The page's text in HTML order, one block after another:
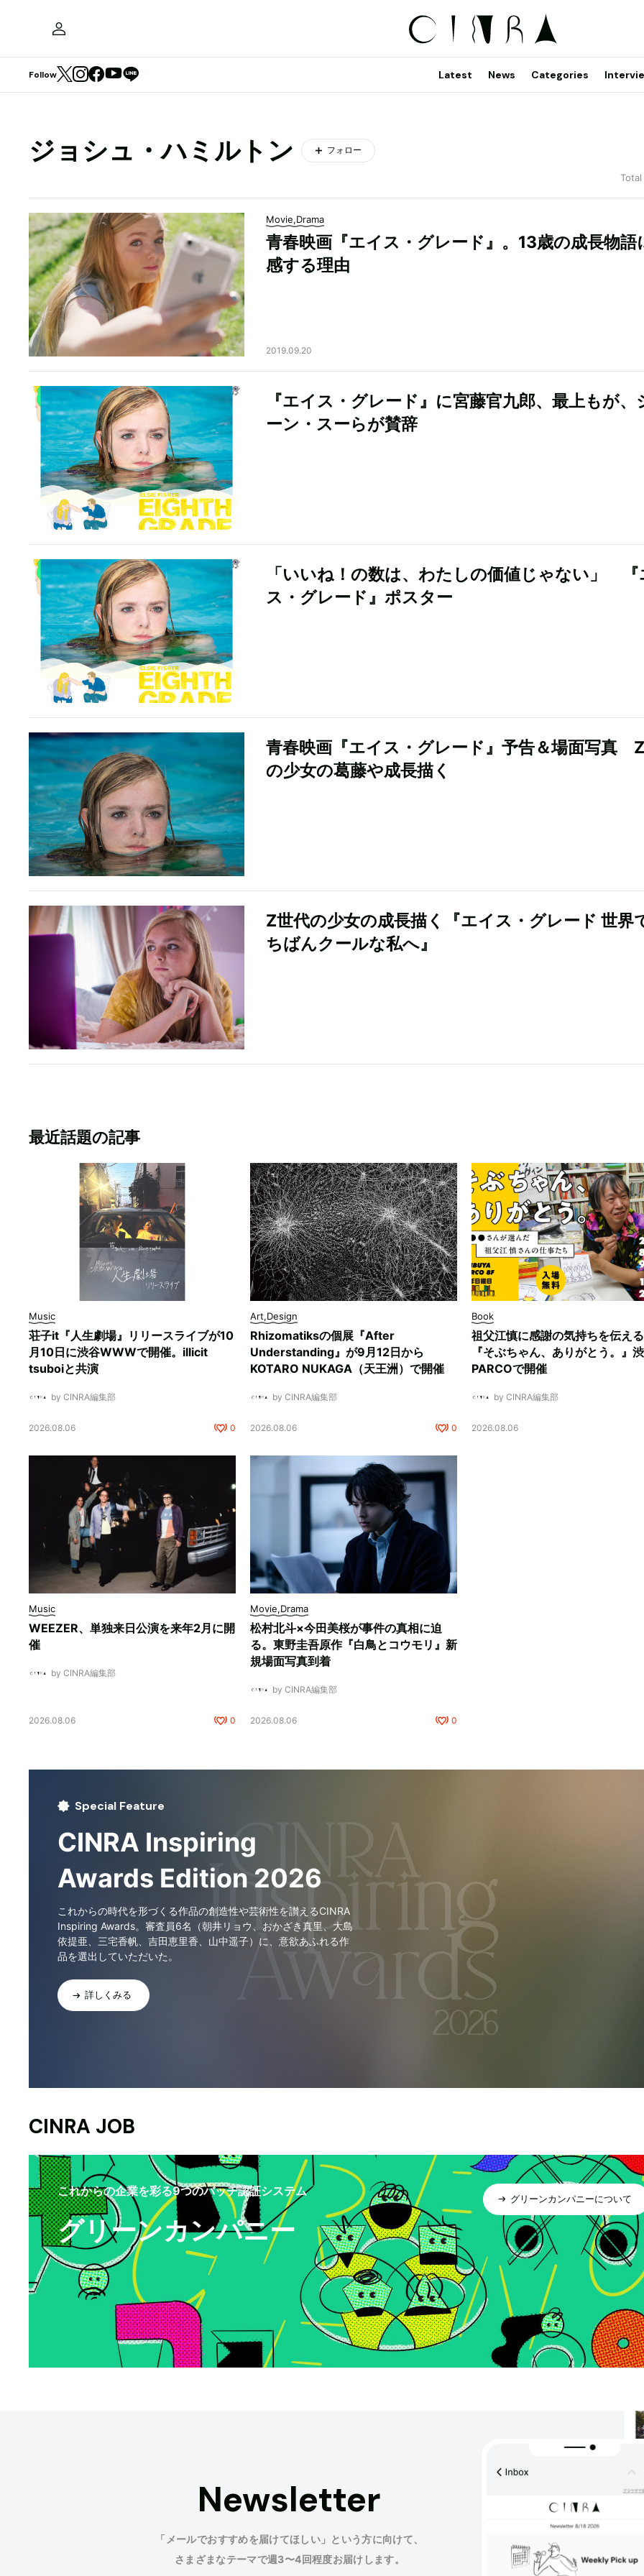
Follow Latest News Categories
ジョシュ・ハミルトン フォロー
Movie,Drama
青春映画『エイス・グレード』。13歳の成長物語
感する理由
2019.09.20
『エイス・グレード』に宮藤官九郎、最上もが、
ーン・スーらが賛辞
「いいね！の数は、わたしの価値じゃない」 『
ス・グレード』ポスター
青春映画『エイス・グレード』予告＆場面写真
の少女の葛藤や成長描く
Z世代の少女の成長描く『エイス・グレード 世界
ちばんクールな私へ』
最近話題の記事
Music
荘子it『人生劇場』リリースライブが10
月10日に渋谷WWWで開催。illicit
tsuboiと共演
by CINRA編集部
2026.08.06 0
Art,Design
Rhizomatiksの個展『After
Understanding』が9月12日から
KOTARO NUKAGA（天王洲）で開催
by CINRA編集部
2026.08.06 0
Book
祖父江慎に感謝の気持ちを伝え
『そぶちゃん、ありがとう。』
PARCOで開催
by CINRA編集部
2026.08.06
Music
WEEZER、単独来日公演を来年2月に開
催
by CINRA編集部
2026.08.06 0
Movie,Drama
松村北斗×今田美桜が事件の真相に迫
る。東野圭吾原作『白鳥とコウモリ』新
規場面写真到着
by CINRA編集部
2026.08.06 0
Special Feature
CINRA Inspiring
Awards Edition 2026
これからの時代を形づくる作品の創造性や芸術性を讃えるCINRA
Inspiring Awards。審査員6名（朝井リョウ、おかざき真里、大島
依提亜、三宅香帆、吉田恵里香、山中遥子）に、意欲あふれる作
品を選出していただいた。
詳しくみる
CINRA JOB
これからの企業を彩る9つのバッヂ認証システム
グリーンカンパニー
グリーンカンパニーについて
Newsletter
「メールでおすすめを届けてほしい」という方に向けて、
さまざまなテーマで週3〜4回程度お届けします。